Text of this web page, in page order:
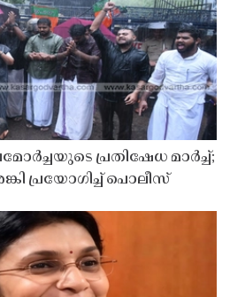
പ്രതിഷേധ മാർച്ച്;
പ്രയോഗിച്ച് പൊലീസ്